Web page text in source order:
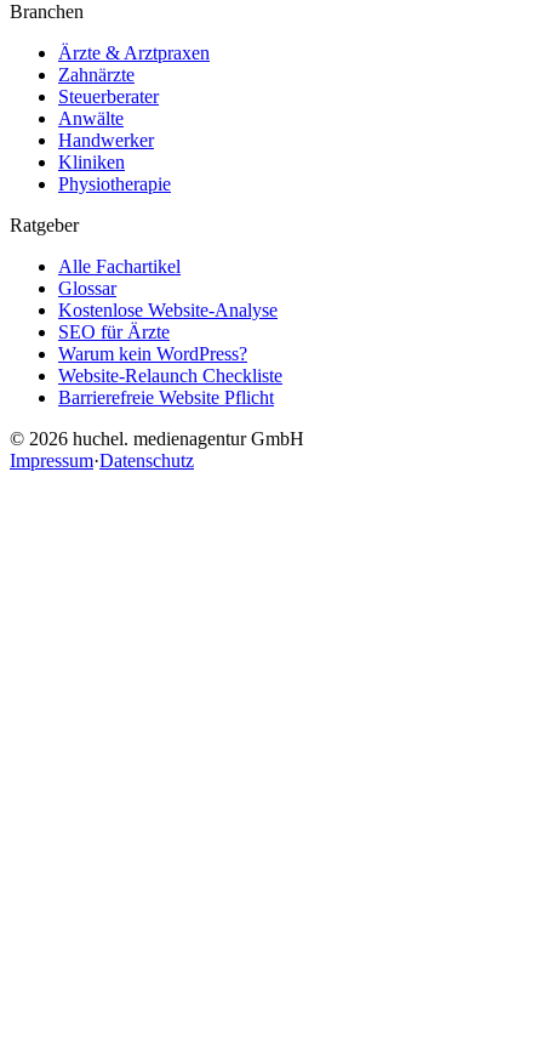
Branchen
Ärzte & Arztpraxen
Zahnärzte
Steuerberater
Anwälte
Handwerker
Kliniken
Physiotherapie
Ratgeber
Alle Fachartikel
Glossar
Kostenlose Website-Analyse
SEO für Ärzte
Warum kein WordPress?
Website-Relaunch Checkliste
Barrierefreie Website Pflicht
© 2026 huchel. medienagentur GmbH
Impressum·Datenschutz